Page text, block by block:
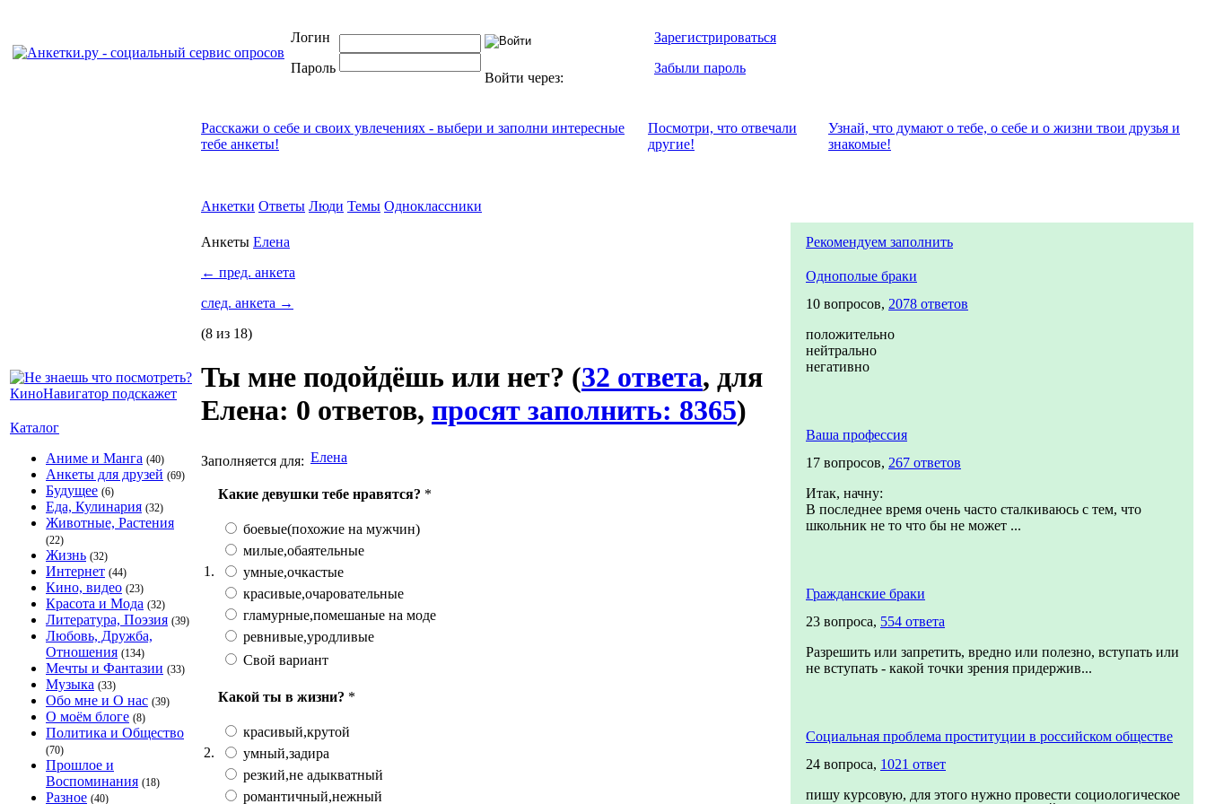
Логин
Пароль
Войти через:
Зарегистрироваться
Забыли пароль
Каталог
Аниме и Манга (40)
Анкеты для друзей (69)
Будущее (6)
Еда, Кулинария (32)
Животные, Растения
(22)
Жизнь (32)
Интернет (44)
Кино, видео (23)
Красота и Мода (32)
Литература, Поэзия (39)
Любовь, Дружба,
Отношения (134)
Мечты и Фантазии (33)
Музыка (33)
Обо мне и О нас (39)
О моём блоге (8)
Политика и Общество
(70)
Прошлое и
Воспоминания (18)
Разное (40)
Расскажи о себе и своих увлечениях - выбери и заполни интересные
тебе анкеты!
Посмотри, что отвeчали
другие!
Узнай, что думают о тебе, о себе и о жизни твои друзья и
знакомые!
Анкетки Ответы Люди Темы Одноклассники
Анкеты Елена
← пред. анкета
след. анкета →
(8 из 18)
Ты мне подойдёшь или нет? (32 ответа, для
Елена: 0 ответов, просят заполнить: 8365)
Заполняется для: Елена
1.
Какие девушки тебе нравятся? *
боевые(похожие на мужчин)
милые,обаятельные
умные,очкастые
красивые,очаровательные
гламурные,помешаные на моде
ревнивые,уродливые
Свой вариант
2.
Какой ты в жизни? *
красивый,крутой
умный,задира
резкий,не адыкватный
романтичный,нежный
Рекомендуем заполнить
Однополые браки
10 вопросов, 2078 ответов
положительно
нейтрально
негативно
Ваша профессия
17 вопросов, 267 ответов
Итак, начну:
В последнее время очень часто сталкиваюсь с тем, что
школьник не то что бы не может ...
Гражданские браки
23 вопроса, 554 ответа
Разрешить или запретить, вредно или полезно, вступать или
не вступать - какой точки зрения придержив...
Социальная проблема проституции в российском обществе
24 вопроса, 1021 ответ
пишу курсовую, для этого нужно провести социологическое